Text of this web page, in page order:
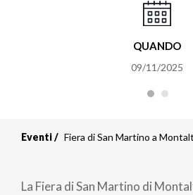
QUANDO
09/11/2025
Eventi Fiera di San Martino a
La Fiera di San Martino di